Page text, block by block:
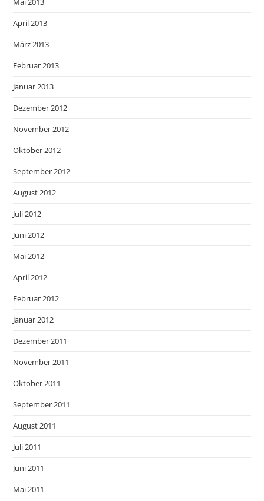
April 2013
März 2013
Februar 2013
Januar 2013
Dezember 2012
November 2012
Oktober 2012
September 2012
August 2012
Juli 2012
Juni 2012
Mai 2012
April 2012
Februar 2012
Januar 2012
Dezember 2011
November 2011
Oktober 2011
September 2011
August 2011
Juli 2011
Juni 2011
Mai 2011